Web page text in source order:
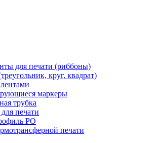
для печати (риббоны)
круг, квадрат)
маркеры
трубка
печати
PO
печати